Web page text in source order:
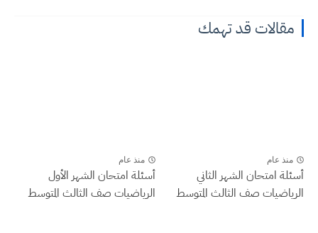
مقالات قد تهمك
منذ عام
أسئلة امتحان الشهر الثاني
الرياضيات صف الثالث المتوسط
منذ عام
أسئلة امتحان الشهر الأول
الرياضيات صف الثالث المتوسط